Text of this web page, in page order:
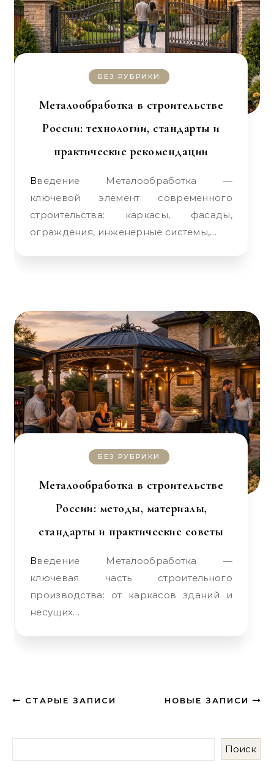
БЕЗ РУБРИКИ
Металообработка в строительстве
России: технологии, стандарты и
практические рекомендации
Введение Металообработка —
ключевой элемент современного
строительства: каркасы, фасады,
ограждения, инженерные системы,…
БЕЗ РУБРИКИ
Металообработка в строительстве
России: методы, материалы,
стандарты и практические советы
Введение Металообработка —
ключевая часть строительного
производства: от каркасов зданий и
несущих…
СТАРЫЕ ЗАПИСИ НОВЫЕ ЗАПИСИ
Поиск